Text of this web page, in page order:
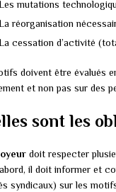
mutations
réorganisation
cessation d’activité
doivent être évalués
et non pas sur des
sont les
doit respecter
il doit informer et
syndicaux) sur les